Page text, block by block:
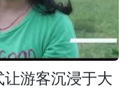
游客沉浸于大